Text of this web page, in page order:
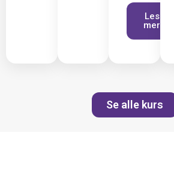
Les
mer
Se alle kurs